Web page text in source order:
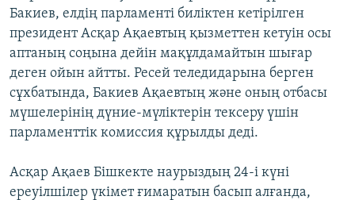
АРНАЙЫ ЖОБАЛАР
Русский
ЖАЗЫЛЫҢЫЗ
Басқа тілдерде
Бакиев, елдің парламенті биліктен кетірілген
президент Асқар Ақаевтың қызметтен кетуін осы
аптаның соңына дейін мақұлдамайтын шығар
деген ойын айтты. Ресей теледидарына берген
сұхбатында, Бакиев Ақаевтың және оның отбасы
мүшелерінің дүние-мүліктерін тексеру үшін
парламенттік комиссия құрылды деді.
Асқар Ақаев Бішкекте наурыздың 24-і күні
ереуілшілер үкімет ғимаратын басып алғанда,